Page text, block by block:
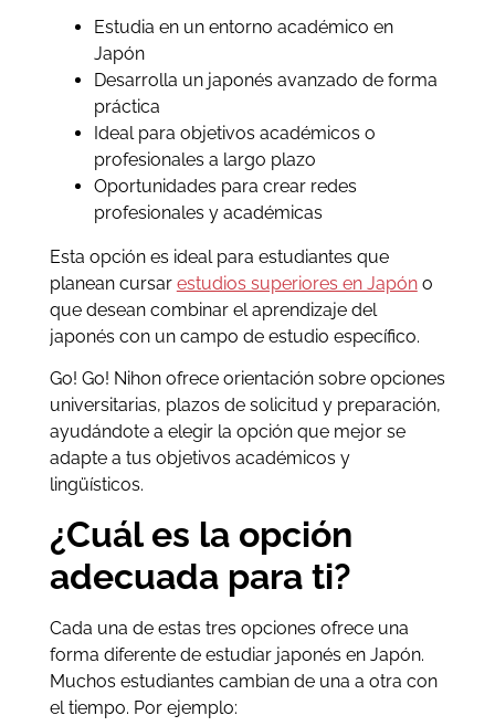
Estudia en un entorno académico en
Japón
Desarrolla un japonés avanzado de forma
práctica
Ideal para objetivos académicos o
profesionales a largo plazo
Oportunidades para crear redes
profesionales y académicas
Esta opción es ideal para estudiantes que
planean cursar estudios superiores en Japóno
que desean combinar el aprendizaje del
japonés con un campo de estudio específico.
Go! Go! Nihon ofrece orientación sobre opciones
universitarias, plazos de solicitud y preparación,
ayudándote a elegir la opción que mejor se
adapte a tus objetivos académicos y
lingüísticos.
¿Cuál es la opción
adecuada para ti?
Cada una de estas tres opciones ofrece una
forma diferente de estudiar japonés en Japón.
Muchos estudiantes cambian de una a otra con
el tiempo. Por ejemplo: